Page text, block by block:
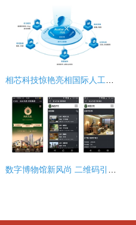
相芯科技惊艳亮相国际人工智能展 多款AR解决方案受热捧，数字内容制作服务再升级
数字博物馆新风尚 二维码引领无接触文化体验